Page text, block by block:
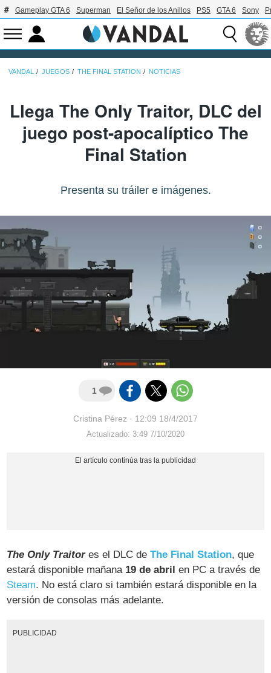
Gameplay GTA 6 Superman El Señor de los Anillos PS5 GTA 6 Sony
VANDAL JUEGOS THE FINAL STATION NOTICIAS
Llega The Only Traitor, DLC del
juego post-apocalíptico The
Final Station
Presenta su tráiler e imágenes.
1
Cristina Pérez · 12:09 18/4/2017
Actualizado: 3:49 7/10/2020
The Only Traitores el DLC deThe Final Station, que
estará disponible mañana 19 de abril en PC a través de
Steam. No está claro si también estará disponible en la
versión de consolas más adelante.
PUBLICIDAD